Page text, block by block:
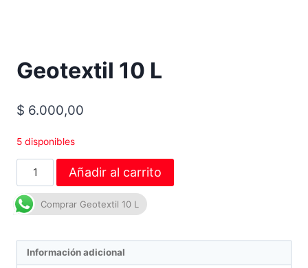
Geotextil 10 L
$ 6.000,00
5 disponibles
Añadir al carrito
Comprar Geotextil 10 L
Información adicional